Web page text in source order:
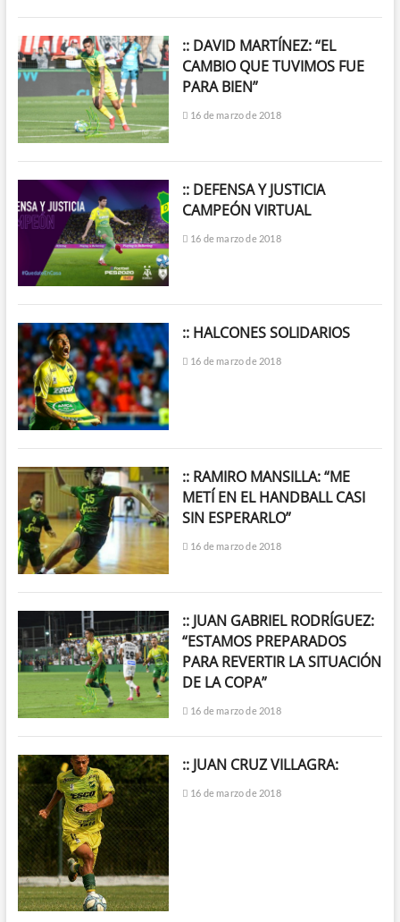
:: DAVID MARTÍNEZ: “EL
CAMBIO QUE TUVIMOS FUE
PARA BIEN”
16 de marzo de 2018
:: DEFENSA Y JUSTICIA
CAMPEÓN VIRTUAL
16 de marzo de 2018
:: HALCONES SOLIDARIOS
16 de marzo de 2018
:: RAMIRO MANSILLA: “ME
METÍ EN EL HANDBALL CASI
SIN ESPERARLO”
16 de marzo de 2018
:: JUAN GABRIEL RODRÍGUEZ:
“ESTAMOS PREPARADOS
PARA REVERTIR LA SITUACIÓN
DE LA COPA”
16 de marzo de 2018
:: JUAN CRUZ VILLAGRA:
16 de marzo de 2018